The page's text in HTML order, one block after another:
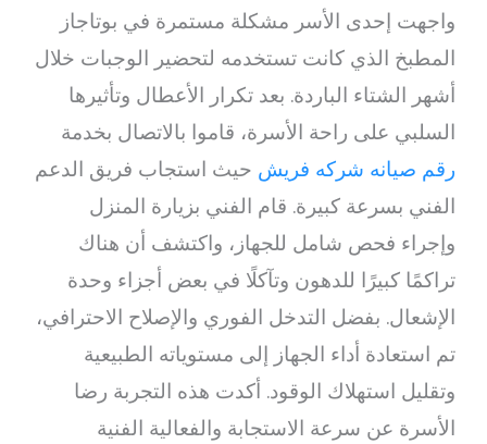
واجهت إحدى الأسر مشكلة مستمرة في بوتاجاز
المطبخ الذي كانت تستخدمه لتحضير الوجبات خلال
أشهر الشتاء الباردة. بعد تكرار الأعطال وتأثيرها
السلبي على راحة الأسرة، قاموا بالاتصال بخدمة
رقم صيانه شركه فريش حيث استجاب فريق الدعم
الفني بسرعة كبيرة. قام الفني بزيارة المنزل
وإجراء فحص شامل للجهاز، واكتشف أن هناك
تراكمًا كبيرًا للدهون وتآكلًا في بعض أجزاء وحدة
الإشعال. بفضل التدخل الفوري والإصلاح الاحترافي،
تم استعادة أداء الجهاز إلى مستوياته الطبيعية
وتقليل استهلاك الوقود. أكدت هذه التجربة رضا
الأسرة عن سرعة الاستجابة والفعالية الفنية